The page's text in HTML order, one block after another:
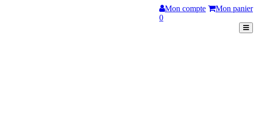
Mon compte
Mon panier
0